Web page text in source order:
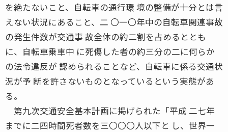
を絶たないこと、自転車の通行環 境の整備が十分とは言
えない状況にあること、二 〇一〇年中の自転車関連事故
の発生件数が交通事 故全体の約二割を占めるととも
に、自転車乗車中 に死傷した者の約三分の二に何らか
の法令違反が 認められることなど、自転車に係る交通状
況が予 断を許さないものとなっているという実態があ
る。
第九次交通安全基本計画に掲げられた「平成 二七年
までに二四時間死者数を三〇〇〇人以下と し、世界一